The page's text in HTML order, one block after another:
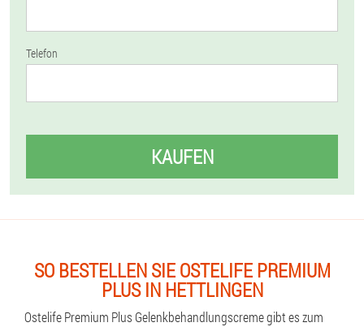
Telefon
KAUFEN
SO BESTELLEN SIE OSTELIFE PREMIUM
PLUS IN HETTLINGEN
Ostelife Premium Plus Gelenkbehandlungscreme gibt es zum